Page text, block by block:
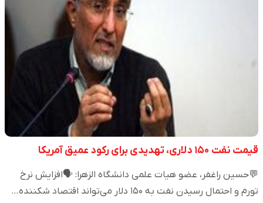
قیمت نفت ۱۵۰ دلاری، تهدیدی برای رکود عمیق آمریکا
💬حسین راغفر، عضو هیات علمی دانشگاه الزهرا: 🗣️افزایش نرخ
تورم و احتمال رسیدن نفت به ۱۵۰ دلار می‌تواند اقتصاد شکننده…